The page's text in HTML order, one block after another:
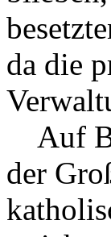
da die
Auf
der